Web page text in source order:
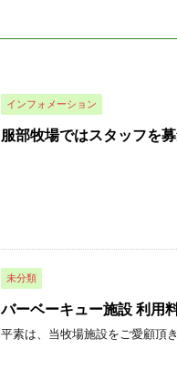
インフォメーション
服部牧場ではスタッフを
未分類
バーベーキュー施設 利用
平素は、当牧場施設をご愛顧頂